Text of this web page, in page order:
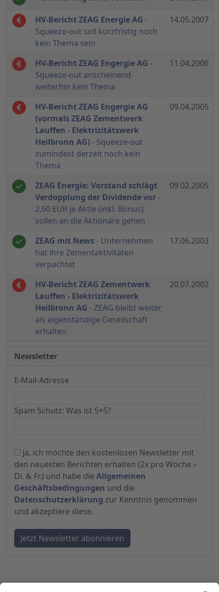
HV-Bericht ZEAG Energie AG -
Squeeze-out soll kurzfristig noch
kein Thema sein
14.05.2007
HV-Bericht ZEAG Engergie AG -
Squeeze-out anscheinend
weiterhin kein Thema
11.04.2006
HV-Bericht ZEAG Engergie AG
(vormals ZEAG Zementwerk
Lauffen - Elektrizitätswerk
Heilbronn AG)- Squeeze-out
zumindest derzeit noch kein
Thema
09.04.2005
ZEAG Energie: Vorstand schlägt
Verdopplung der Dividende vor -
2,60 EUR je Aktie (inkl. Bonus)
sollen an die Aktionäre gehen
09.02.2005
ZEAG mit News - Unternehmen
hat ihre Zementaktivitäten
verpachtet
17.06.2003
HV-Bericht ZEAG Zementwerk
Lauffen - Elektrizitätswerk
Heilbronn AG - ZEAG bleibt weiter
als eigenständige Gesellschaft
erhalten
20.07.2002
Newsletter
E-Mail-Adresse
Spam Schutz: Was ist 5+5?
Ja, ich möchte den kostenlosen Newsletter mit
den neuesten Berichten erhalten (2x pro Woche –
Di. & Fr.) und habe die Allgemeinen
Geschäftsbedingungen und die
Datenschutzerklärung zur Kenntnis genommen
und akzeptiere diese.